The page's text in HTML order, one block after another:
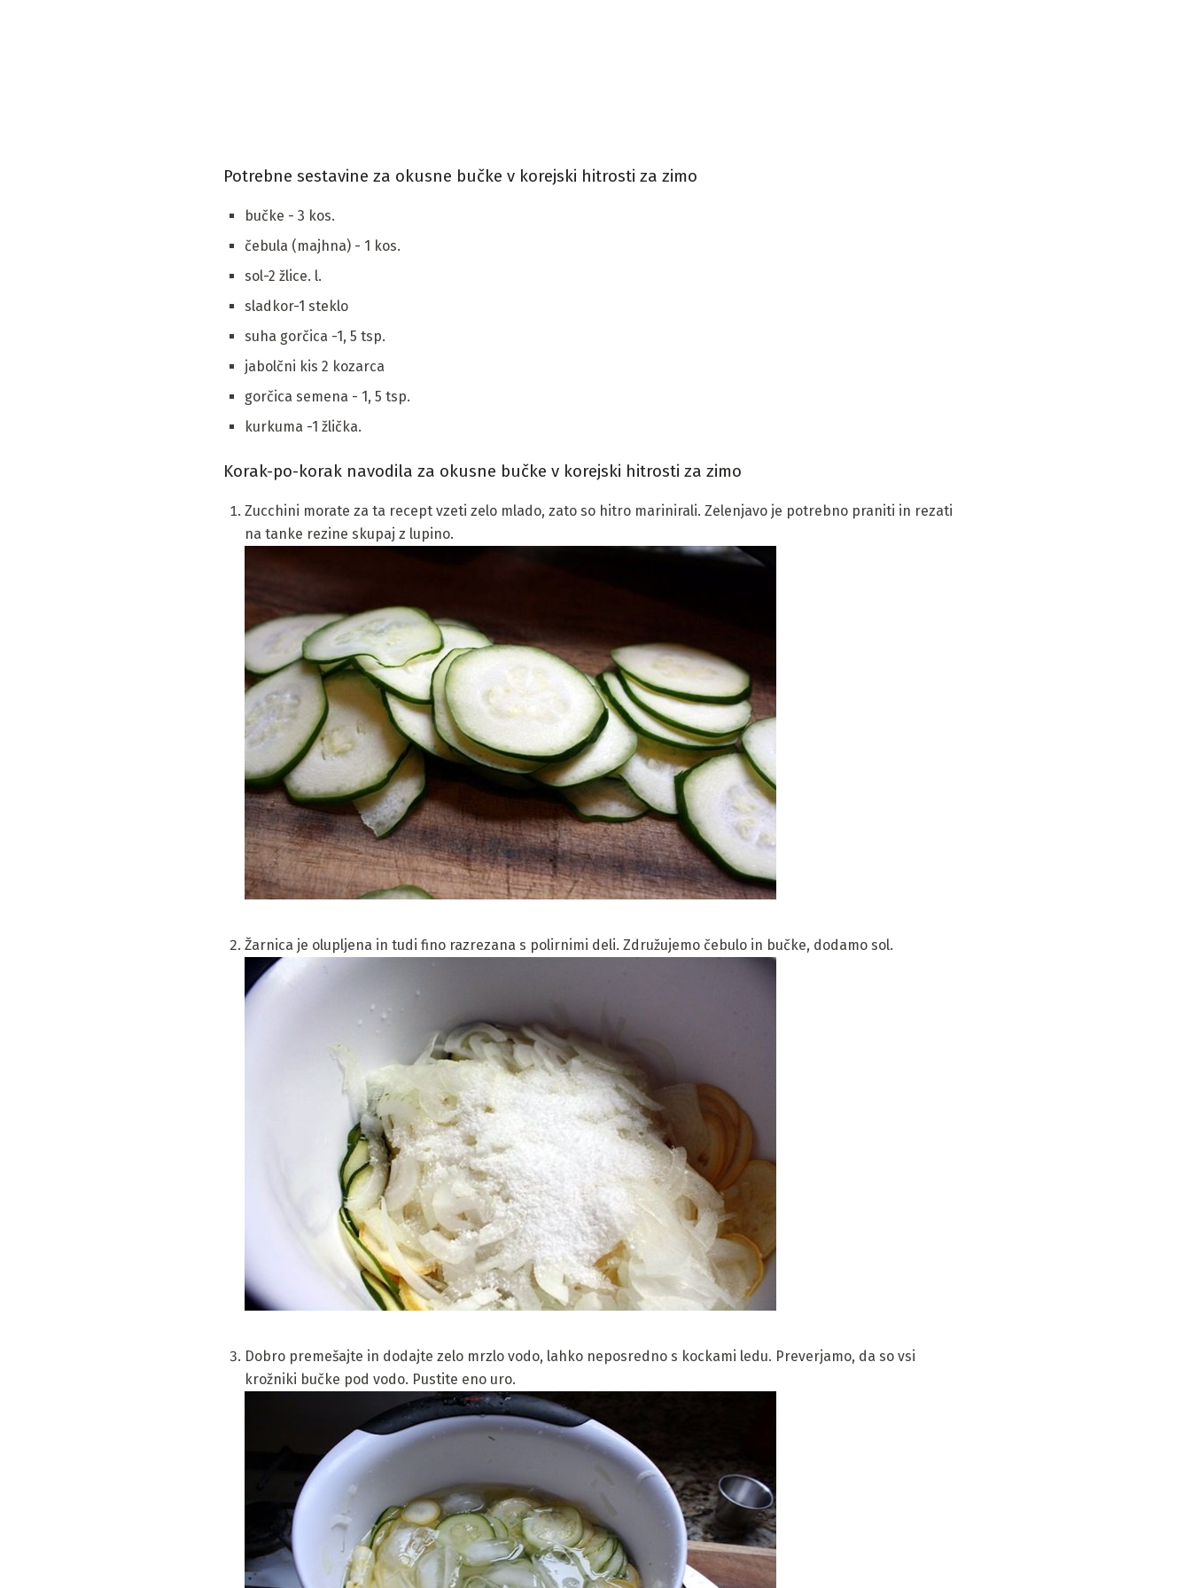
Potrebne sestavine za okusne bučke v korejski hitrosti za zimo
bučke - 3 kos.
čebula (majhna) - 1 kos.
sol-2 žlice. l.
sladkor-1 steklo
suha gorčica -1, 5 tsp.
jabolčni kis 2 kozarca
gorčica semena - 1, 5 tsp.
kurkuma -1 žlička.
Korak-po-korak navodila za okusne bučke v korejski hitrosti za zimo
Zucchini morate za ta recept vzeti zelo mlado, zato so hitro marinirali. Zelenjavo je potrebno praniti in rezati
na tanke rezine skupaj z lupino.
Žarnica je olupljena in tudi fino razrezana s polirnimi deli. Združujemo čebulo in bučke, dodamo sol.
Dobro premešajte in dodajte zelo mrzlo vodo, lahko neposredno s kockami ledu. Preverjamo, da so vsi
krožniki bučke pod vodo. Pustite eno uro.